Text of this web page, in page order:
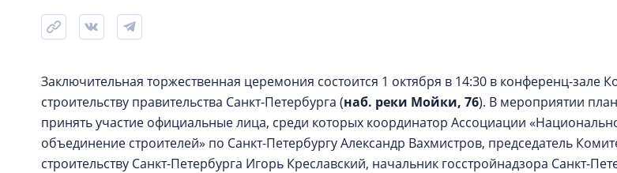
Заключительная торжественная церемония состоится 1 октября в 14:30 в конференц-зале
строительству правительства Санкт-Петербурга (наб. реки Мойки, 76). В мероприятии
принять участие официальные лица, среди которых координатор Ассоциации
объединение строителей» по Санкт-Петербургу Александр Вахмистров, председатель
строительству Санкт-Петербурга Игорь Креславский, начальник госстройнадзора Санкт-
В